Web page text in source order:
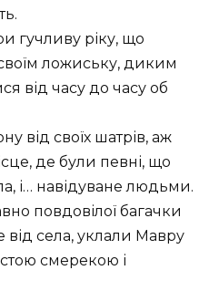
гучливу ріку, що
ложиську, диким
від часу до часу об
від своїх шатрів, аж
де були певні, що
і… навідуване людьми.
повдовілої багачки
від села, уклали Мавру
смерекою і